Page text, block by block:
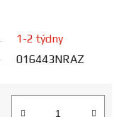
1-2 týdny
016443NRAZ